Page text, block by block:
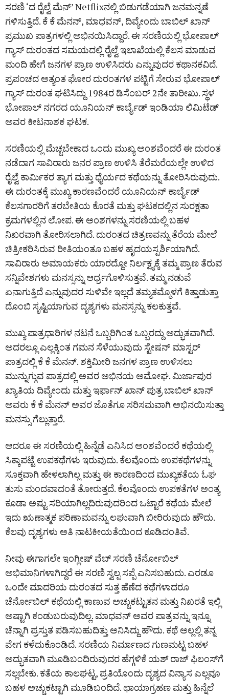
ಸರಣಿ ‘ದ ರೈಲ್ವೆ ಮೆನ್’ Netflixನಲ್ಲಿ ಬಿಡುಗಡೆಯಾಗಿ ಜನಮನ್ನಣೆ
ಗಳಿಸುತ್ತಿದೆ. ಕೆ ಕೆ ಮೆನನ್, ಮಾಧವನ್, ದಿವ್ಯೇಂದು ಬಾಬಿಲ್ ಖಾನ್
ಪ್ರಮುಖ ಪಾತ್ರಗಳಲ್ಲಿ ಅಭಿನಯಿಸಿದ್ದಾರೆ. ಈ ಸರಣಿಯಲ್ಲಿ ಭೋಪಾಲ್
ಗ್ಯಾಸ್ ದುರಂತದ ಸಮಯದಲ್ಲಿ ರೈಲ್ವೆ ಇಲಾಖೆಯಲ್ಲಿ ಕೆಲಸ ಮಾಡುವ
ಮಂದಿ ಹೇಗೆ ಜನಗಳ ಪ್ರಾಣ ಉಳಿಸಿದರು ಎನ್ನುವುದರ ಕಥಾನಕವಿದೆ.
ಪ್ರಪಂಚದ ಅತ್ಯಂತ ಘೋರ ದುರಂತಗಳ ಪಟ್ಟಿಗೆ ಸೇರುವ ಭೋಪಾಲ್
ಗ್ಯಾಸ್ ದುರಂತ ಘಟಿಸಿದ್ದು 1984ರ ಡಿಸೆಂಬರ್ 2ನೇ ತಾರೀಖು. ಸ್ಥಳ
ಭೋಪಾಲ್ ನಗರದ ಯೂನಿಯನ್ ಕಾರ್ಬೈಡ್ ಇಂಡಿಯಾ ಲಿಮಿಟೆಡ್
ಅವರ ಕೀಟನಾಶಕ ಘಟಕ.
ಸರಣಿಯಲ್ಲಿ ಮೆಚ್ಚಬೇಕಾದ ಒಂದು ಮುಖ್ಯ ಅಂಶವೆಂದರೆ ಈ ದುರಂತ
ನಡೆದಾಗ ಸಾವಿರಾರು ಜನರ ಪ್ರಾಣ ಉಳಿಸಿ ತೆರೆಮರೆಯಲ್ಲೇ ಉಳಿದ
ರೈಲ್ವೆ ಕಾರ್ಮಿಕರ ತ್ಯಾಗ ಮತ್ತು ಧೈರ್ಯದ ಕಥೆಯನ್ನು ತೋರಿಸಿರುವುದು.
ಈ ದುರಂತಕ್ಕೆ ಮುಖ್ಯ ಕಾರಣವೆಂದರೆ ಯೂನಿಯನ್ ಕಾರ್ಬೈಡ್
ಕೆಲಸಗಾರರಿಗೆ ತರಬೇತಿಯ ಕೊರತೆ ಮತ್ತು ಘಟಕದಲ್ಲಿನ ಸುರಕ್ಷತಾ
ಕ್ರಮಗಳಲ್ಲಿನ ಲೋಪ. ಈ ಅಂಶಗಳನ್ನು ಸರಣಿಯಲ್ಲಿ ಬಹಳ
ನಿಖರವಾಗಿ ತೋರಿಸಲಾಗಿದೆ. ದುರಂತದ ಚಿತ್ರಣವನ್ನು ತೆರೆಯ ಮೇಲೆ
ಚಿತ್ರೀಕರಿಸಿರುವ ರೀತಿಯಂತೂ ಬಹಳ ಹೃದಯಸ್ಪರ್ಶಿಯಾಗಿದೆ.
ಸಾವಿರಾರು ಅಮಾಯಕರು ಯಾರದ್ದೋ ನಿರ್ಲಕ್ಷ್ಯಕ್ಕೆ ತಮ್ಮ ಪ್ರಾಣ ತೆರುವ
ಸನ್ನಿವೇಶಗಳು ಮನಸ್ಸನ್ನು ಆರ್ಧ್ರಗೊಳಿಸುತ್ತವೆ. ತಮ್ಮ ನಡುವೆ
ಏನಾಗುತ್ತಿದೆ ಎನ್ನುವುದರ ಸುಳಿವೇ ಇಲ್ಲದೆ ತಮ್ಮತಮ್ಮೊಳಗೆ ಕಿತ್ತಾಡುತ್ತಾ
ದೊಂಬಿ ಸೃಷ್ಟಿಯಾಗುವ ದೃಶ್ಯಗಳು ಮನಸ್ಸನ್ನು ಕಲಕುತ್ತವೆ.
ಮುಖ್ಯ ಪಾತ್ರಧಾರಿಗಳ ನಟನೆ ಒಬ್ಬರಿಗಿಂತ ಒಬ್ಬರದ್ದು ಅದ್ಭುತವಾಗಿದೆ.
ಅದರಲ್ಲೂ ಎಲ್ಲಕ್ಕಿಂತ ಗಮನ ಸೆಳೆಯುವುದು ಸ್ಟೇಷನ್ ಮಾಸ್ಟರ್
ಪಾತ್ರದಲ್ಲಿ ಕೆ ಕೆ ಮೆನನ್. ಶಕ್ತಿಮೀರಿ ಜನಗಳ ಪ್ರಾಣ ಉಳಿಸಲು
ಮುನ್ನುಗ್ಗುವ ಪಾತ್ರದಲ್ಲಿ ಅವರ ಅಭಿನಯ ಅಮೋಘ. ಮಿರ್ಜಾಪುರ
ಖ್ಯಾತಿಯ ದಿವ್ಯೇಂದು ಮತ್ತು ಇರ್ಫಾನ್ ಖಾನ್ ಪುತ್ರ ಬಾಬಿಲ್ ಖಾನ್
ಅವರು ಕೆ ಕೆ ಮೆನನ್ ಅವರ ಜೊತೆಗೂ ಸರಿಸಮವಾಗಿ ಅಭಿನಯಿಸುತ್ತಾ
ಮನಸ್ಸು ಗೆಲ್ಲುತ್ತಾರೆ.
ಆದರೂ ಈ ಸರಣಿಯಲ್ಲಿ ಹಿನ್ನೆಡೆ ಎನಿಸಿದ ಅಂಶವೆಂದರೆ ಕಥೆಯಲ್ಲಿ
ಸಿಕ್ಕಾಪಟ್ಟೆ ಉಪಕಥೆಗಳು ಇರುವುದು. ಕೆಲವೊಂದು ಉಪಕಥೆಗಳನ್ನು
ಸೂಕ್ತವಾಗಿ ಹೇಳಲಾಗಿಲ್ಲ ಮತ್ತು ಈ ಕಾರಣದಿಂದ ಮುಖ್ಯಕತೆಯ ಓಘ
ತುಸು ಮಂದವಾದಂತೆ ತೋರುತ್ತದೆ. ಕೆಲವೊಂದು ಉಪಕತೆಗಳ ಅಂತ್ಯ
ಕೂಡಾ ಅಷ್ಟು ಸರಿಯಾಗಿಲ್ಲದಿರುವುದರಿಂದ ಒಟ್ಟಾರೆ ಕಥೆಯ ಮೇಲೆ
ಇದು ಋಣಾತ್ಮಕ ಪರಿಣಾಮವನ್ನು ಲಘುವಾಗಿ ಬೀರಿರುವುದು ಹೌದು.
ಕೆಲವು ದೃಶ್ಯಗಳು ಅತಿ ನಾಟಕೀಯತೆಯಿಂದ ಕೂಡಿದಂತಿವೆ.
ನೀವು ಈಗಾಗಲೇ ಇಂಗ್ಲೀಷ್‌ ವೆಬ್ ಸರಣಿ ಚೆರ್ನೋಬಿಲ್‌
ಅಭಿಮಾನಿಗಳಾಗಿದ್ದರೆ ಈ ಸರಣಿ ಸ್ವಲ್ಪ ಸಪ್ಪೆ ಎನಿಸಬಹುದು. ಎರಡೂ
ಒಂದೇ ಮಾದರಿಯ ದುರಂತದ ಸುತ್ತ ಹೆಣೆದ ಕಥೆಗಳಾದರೂ
ಚೆರ್ನೋಬಿಲ್ ಕಥೆಯಲ್ಲಿ ಕಾಣುವ ಅಚ್ಚುಕಟ್ಟುತನ ಮತ್ತು ನಿಖರತೆ ಇಲ್ಲಿ
ಅಷ್ಟಾಗಿ ಕಂಡುಬರುವುದಿಲ್ಲ. ಮಾಧವನ್ ಅವರ ಪಾತ್ರವನ್ನು ಇನ್ನೂ
ಚೆನ್ನಾಗಿ ಪ್ರಸ್ತುತ ಪಡಿಸಬಹುದಿತ್ತು ಅನಿಸಿದ್ದು ಹೌದು. ಕಥೆ ಅಲ್ಲಲ್ಲಿ ತನ್ನ
ವೇಗ ಕಳೆದುಕೊಂಡಿದೆ. ಸರಣಿಯ ನಿರ್ಮಾಣದ ಗುಣಮಟ್ಟ ಬಹಳ
ಅದ್ಭುತವಾಗಿ ಮೂಡಿಬಂದಿರುವುದರ ಹೆಗ್ಗಳಿಕೆ ಯಶ್ ರಾಜ್ ಫಿಲಂಸ್‌ಗೆ
ಸಲ್ಲಬೇಕು. ಕತೆಯ ಕಾಲಘಟ್ಟ, ಪ್ರತಿಯೊಂದು ದೃಶ್ಯದ ವಿನ್ಯಾಸ ಎಲ್ಲವೂ
ಬಹಳ ಅಚ್ಚುಕಟ್ಟಾಗಿ ಮೂಡಿಬಂದಿದೆ. ಛಾಯಾಗ್ರಹಣ ಮತ್ತು ಹಿನ್ನೆಲೆ